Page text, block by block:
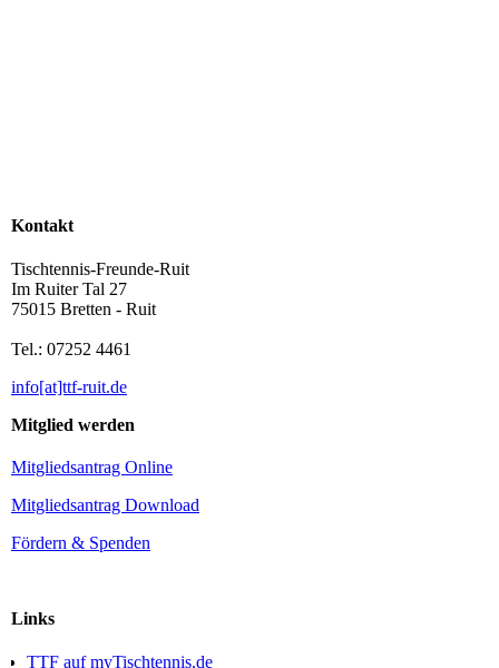
Kontakt
Tischtennis-Freunde-Ruit
Im Ruiter Tal 27
75015 Bretten - Ruit
Tel.: 07252 4461
info[at]ttf-ruit.de
Mitglied werden
Mitgliedsantrag Online
Mitgliedsantrag Download
Fördern & Spenden
Links
TTF auf myTischtennis.de